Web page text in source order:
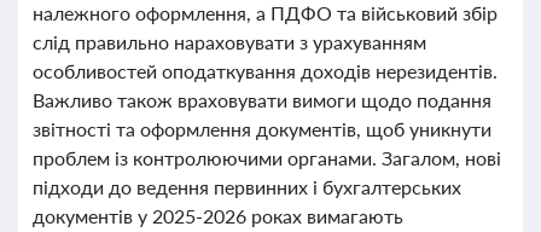
належного оформлення, а ПДФО та військовий збір
слід правильно нараховувати з урахуванням
особливостей оподаткування доходів нерезидентів.
Важливо також враховувати вимоги щодо подання
звітності та оформлення документів, щоб уникнути
проблем із контролюючими органами. Загалом, нові
підходи до ведення первинних і бухгалтерських
документів у 2025-2026 роках вимагають